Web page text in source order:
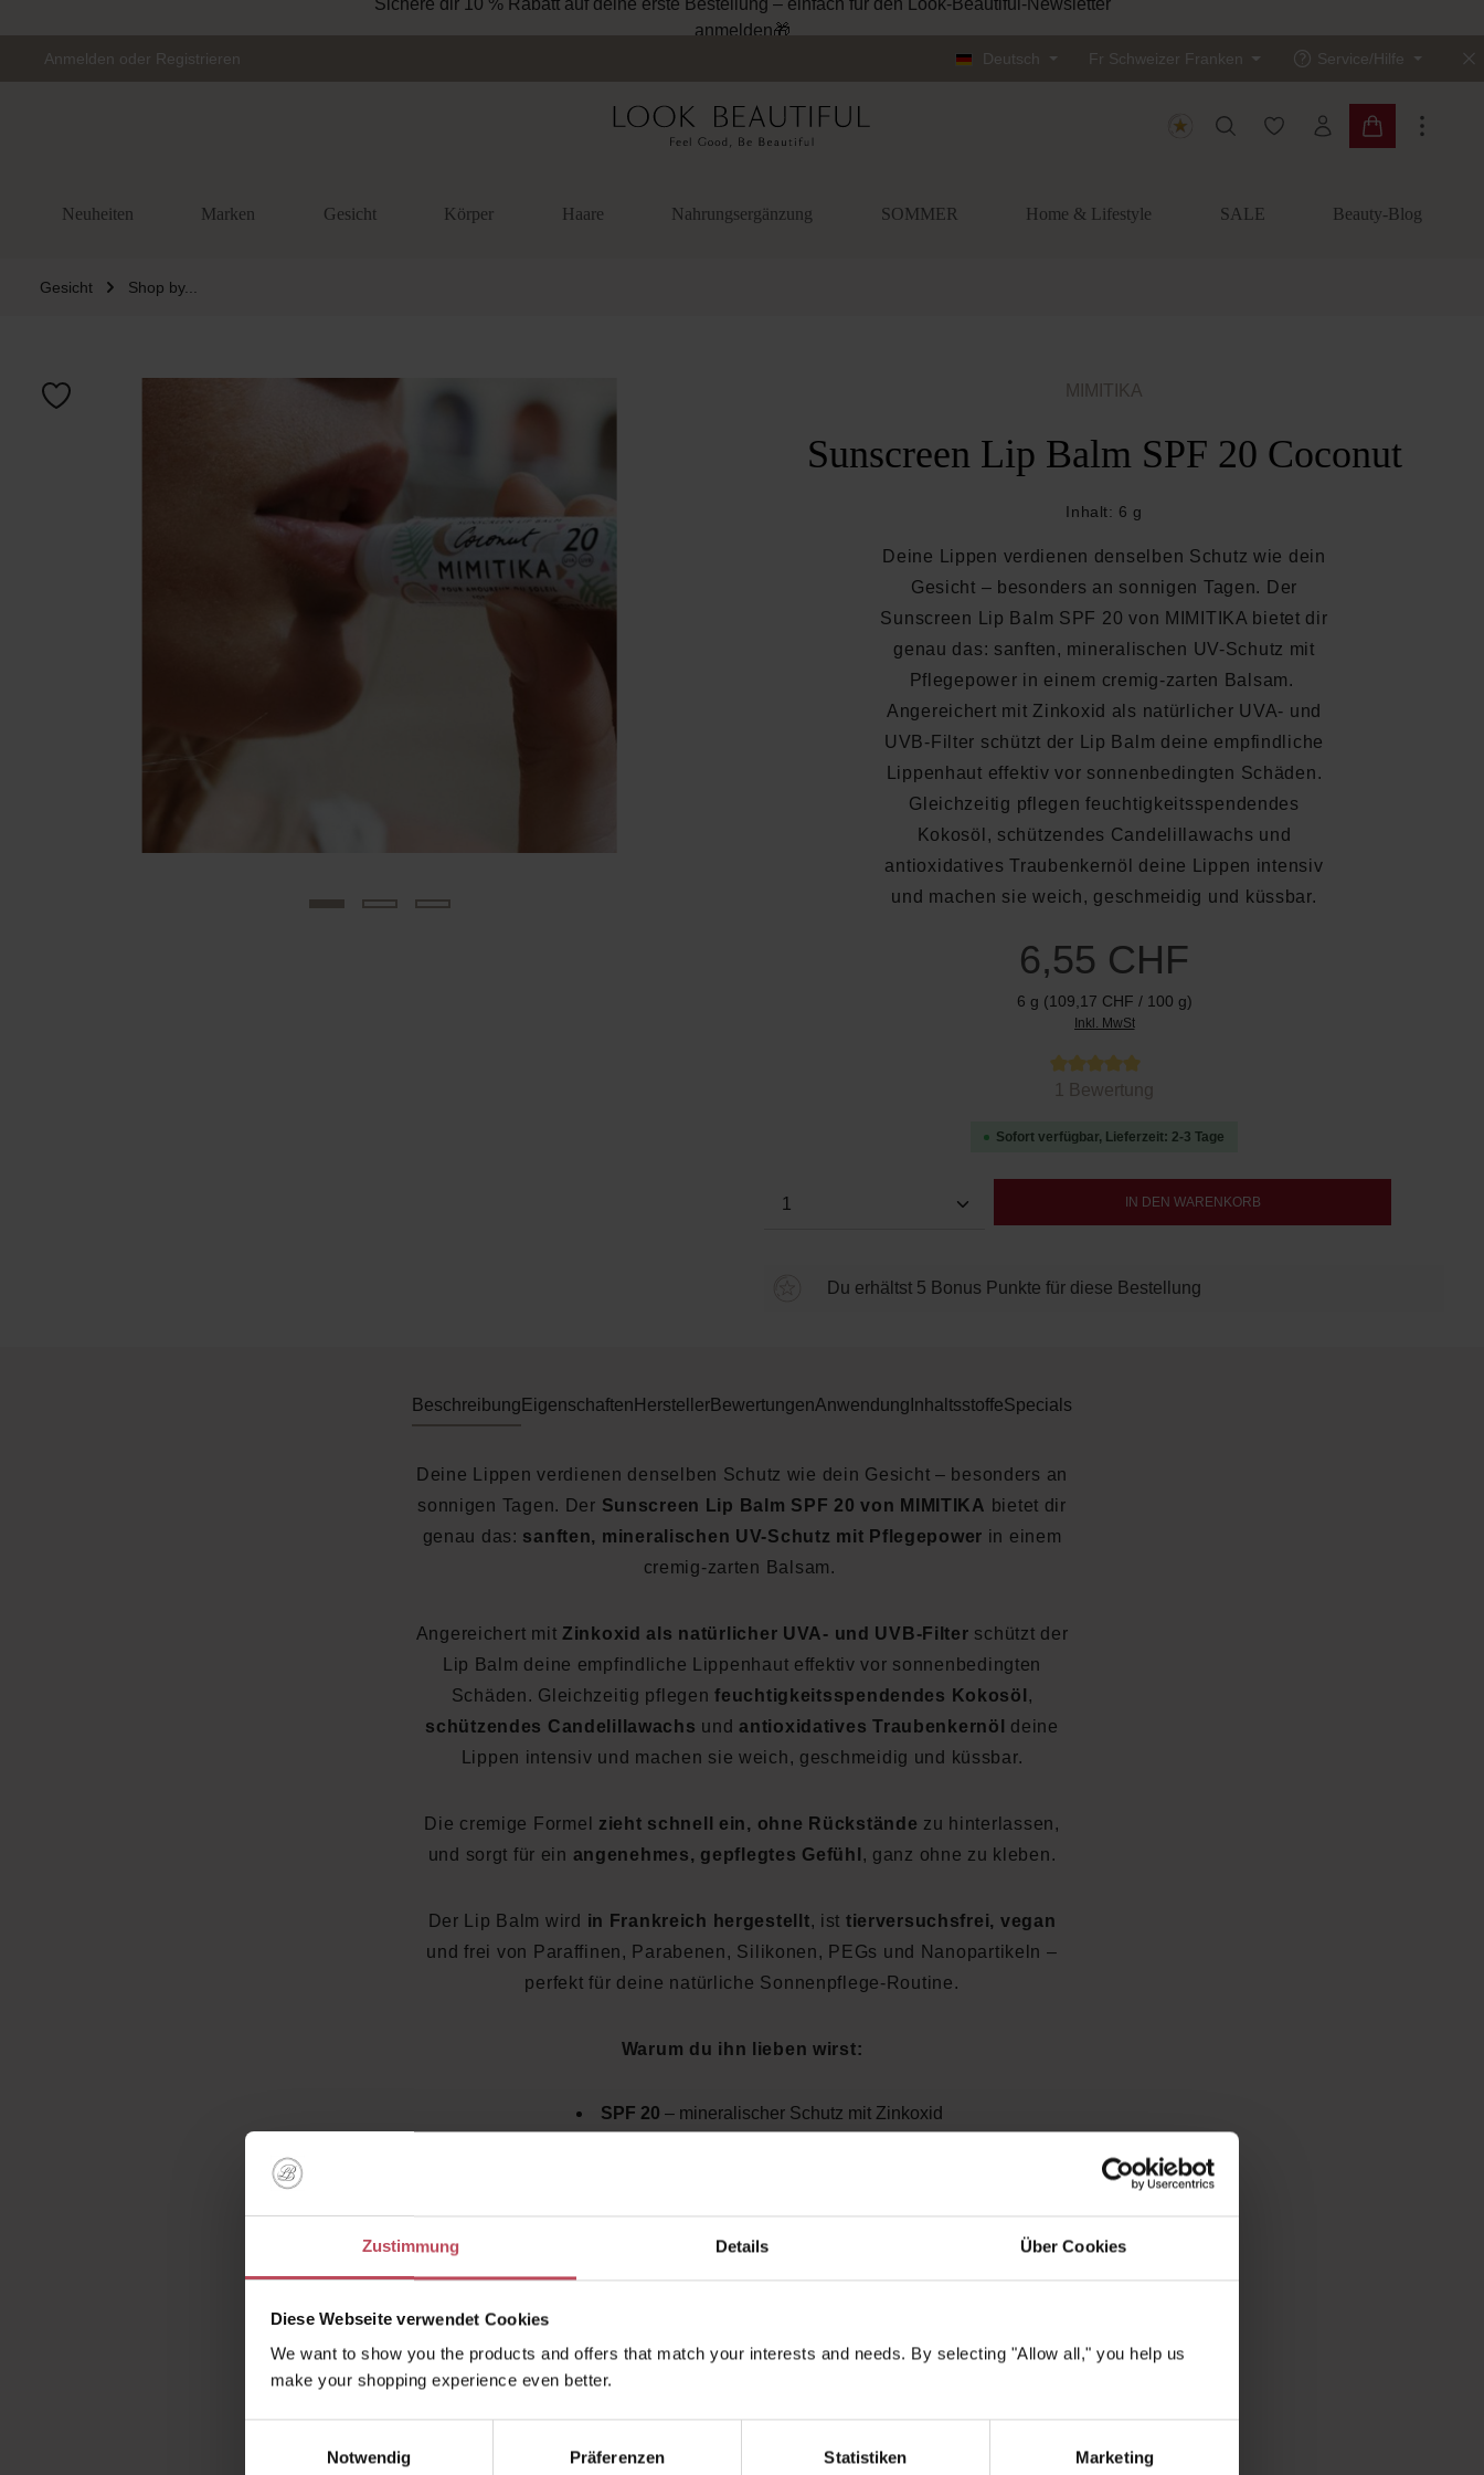
Zustimmung Details Über Cookies
Diese Webseite verwendet Cookies
We want to show you the products and offers that match your interests and needs. By selecting "Allow all," you help us
make your shopping experience even better.
Notwendig
Präferenzen Statistiken Marketing
Sichere dir 10 % Rabatt auf deine erste Bestellung – einfach für den Look-Beautiful-Newsletter
anmelden🎁
Anmelden oder Registrieren Deutsch Fr Schweizer Franken Service/Hilfe
Du hast 0 Produkte auf
Warenkorb
Neuheiten Marken Gesicht Körper Haare Nahrungsergänzung SOMMER Home & Lifestyle SALE Beauty-Blog
Gesicht Shop by...
MIMITIKA
Sunscreen Lip Balm SPF 20 Coconut
Inhalt: 6 g
Deine Lippen verdienen denselben Schutz wie dein
Gesicht – besonders an sonnigen Tagen. Der
Sunscreen Lip Balm SPF 20 von MIMITIKA bietet dir
genau das: sanften, mineralischen UV-Schutz mit
Pflegepower in einem cremig-zarten Balsam.
Angereichert mit Zinkoxid als natürlicher UVA- und
UVB-Filter schützt der Lip Balm deine empfindliche
Lippenhaut effektiv vor sonnenbedingten Schäden.
Gleichzeitig pflegen feuchtigkeitsspendendes
Kokosöl, schützendes Candelillawachs und
antioxidatives Traubenkernöl deine Lippen intensiv
und machen sie weich, geschmeidig und küssbar.
6,55 CHF
6 g (109,17 CHF / 100 g)
Inkl. MwSt
Durchschnittliche Bewertung von 5 von 5 Sternen
1 Bewertung
Sofort verfügbar, Lieferzeit: 2-3 Tage
Produkt Anzahl: Gib den gewünschten Wert ein oder
IN DEN WARENKORB
Du erhältst 5 Bonus Punkte für diese Bestellung
Beschreibung Eigenschaften HerstellerBewertungenAnwendung InhaltsstoffeSpecials
Deine Lippen verdienen denselben Schutz wie dein Gesicht – besonders an
sonnigen Tagen. Der Sunscreen Lip Balm SPF 20 von MIMITIKA bietet dir
genau das: sanften, mineralischen UV-Schutz mit Pflegepower in einem
cremig-zarten Balsam.
Angereichert mit Zinkoxid als natürlicher UVA- und UVB-Filter schützt der
Lip Balm deine empfindliche Lippenhaut effektiv vor sonnenbedingten
Schäden. Gleichzeitig pflegenfeuchtigkeitsspendendes Kokosöl ,
schützendes Candelillawachs undantioxidatives Traubenkernöl
deine
Lippen intensiv und machen sie weich, geschmeidig und küssbar.
Die cremige Formel zieht schnell ein, ohne Rückstände zu hinterlassen,
und sorgt für ein angenehmes, gepflegtes Gefühl , ganz ohne zu kleben.
Der Lip Balm wird in Frankreich hergestellt, ist tierversuchsfrei, vegan
und frei von Paraffinen, Parabenen, Silikonen, PEGs und Nanopartikeln –
perfekt für deine natürliche Sonnenpflege-Routine.
Warum du ihn lieben wirst:
SPF 20 – mineralischer Schutz mit Zinkoxid
Vegan & tierversuchsfrei
Hergestellt in
Frei von Silikonen, Parabenen, Paraffinen & Nanopartikeln
Kunden kauften auchÄhnliche ProdukteKunden haben sich ebenfalls angesehen